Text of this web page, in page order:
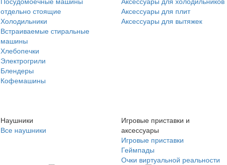
отдельно стоящие
Холодильники
Встраиваемые стиральные
машины
Хлебопечки
Электрогрили
Блендеры
Кофемашины
Аксессуары для плит
Аксессуары для вытяжек
Наушники
Все наушники
Игровые приставки и
аксессуары
Игровые приставки
Геймпады
Очки виртуальной реальности